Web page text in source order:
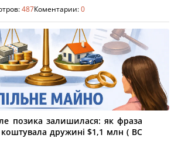
487Коментарии:0
позика залишилася: як фраза
дружині $1,1 млн ( ВС